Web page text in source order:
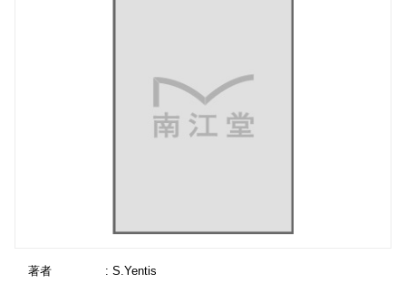
著者
: S.Yentis